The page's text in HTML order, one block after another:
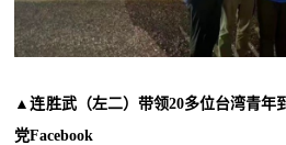
▲连胜武（左二）带领20多位台湾青年
党Facebook